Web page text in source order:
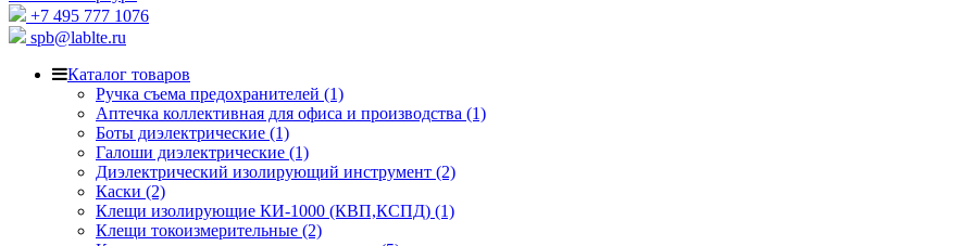
+7 495 777 1076
spb@lablte.ru
Каталог товаров
Ручка съема предохранителей (1)
Аптечка коллективная для офиса и производства (1)
Боты диэлектрические (1)
Галоши диэлектрические (1)
Диэлектрический изолирующий инструмент (2)
Каски (2)
Клещи изолирующие КИ-1000 (КВП,КСПД) (1)
Клещи токоизмерительные (2)